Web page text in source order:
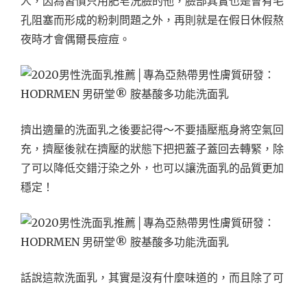
孔阻塞而形成的粉刺問題之外，再則就是在假日休假熬
夜時才會偶爾長痘痘。
擠出適量的洗面乳之後要記得～不要插壓瓶身將空氣回
充，擠壓後就在擠壓的狀態下把把蓋子蓋回去轉緊，除
了可以降低交錯汙染之外，也可以讓洗面乳的品質更加
穩定！
話說這款洗面乳，其實是沒有什麼味道的，而且除了可